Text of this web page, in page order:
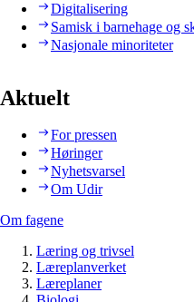
Digitalisering
Samisk i barnehage og
Nasjonale minoriteter
Aktuelt
For pressen
Høringer
Nyhetsvarsel
Om Udir
Om fagene
Læring og trivsel
Læreplanverket
Læreplaner